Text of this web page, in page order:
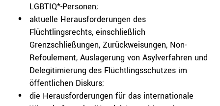
LGBTIQ*-Personen;
aktuelle Herausforderungen des
Flüchtlingsrechts, einschließlich
Grenzschließungen, Zurückweisungen, Non-
Refoulement, Auslagerung von Asylverfahren und
Delegitimierung des Flüchtlingsschutzes im
öffentlichen Diskurs;
die Herausforderungen für das internationale